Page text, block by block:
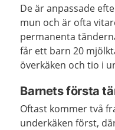
De är anpassade
mun och är ofta
permanenta
får ett barn 20
överkäken och tio i
Barnets första
Oftast kommer två
underkäken först,